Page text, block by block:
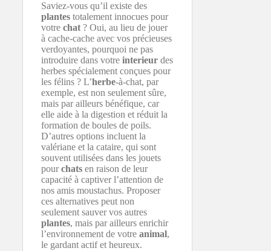
Saviez-vous qu’il existe des
plantes totalement innocues pour
votre chat ? Oui, au lieu de jouer
à cache-cache avec vos précieuses
verdoyantes, pourquoi ne pas
introduire dans votre interieur des
herbes spécialement conçues pour
les félins ? L’herbe-à-chat, par
exemple, est non seulement sûre,
mais par ailleurs bénéfique, car
elle aide à la digestion et réduit la
formation de boules de poils.
D’autres options incluent la
valériane et la cataire, qui sont
souvent utilisées dans les jouets
pourchats en raison de leur
capacité à captiver l’attention de
nos amis moustachus. Proposer
ces alternatives peut non
seulement sauver vos autres
plantes, mais par ailleurs enrichir
l’environnement de votre animal,
le gardant actif et heureux.